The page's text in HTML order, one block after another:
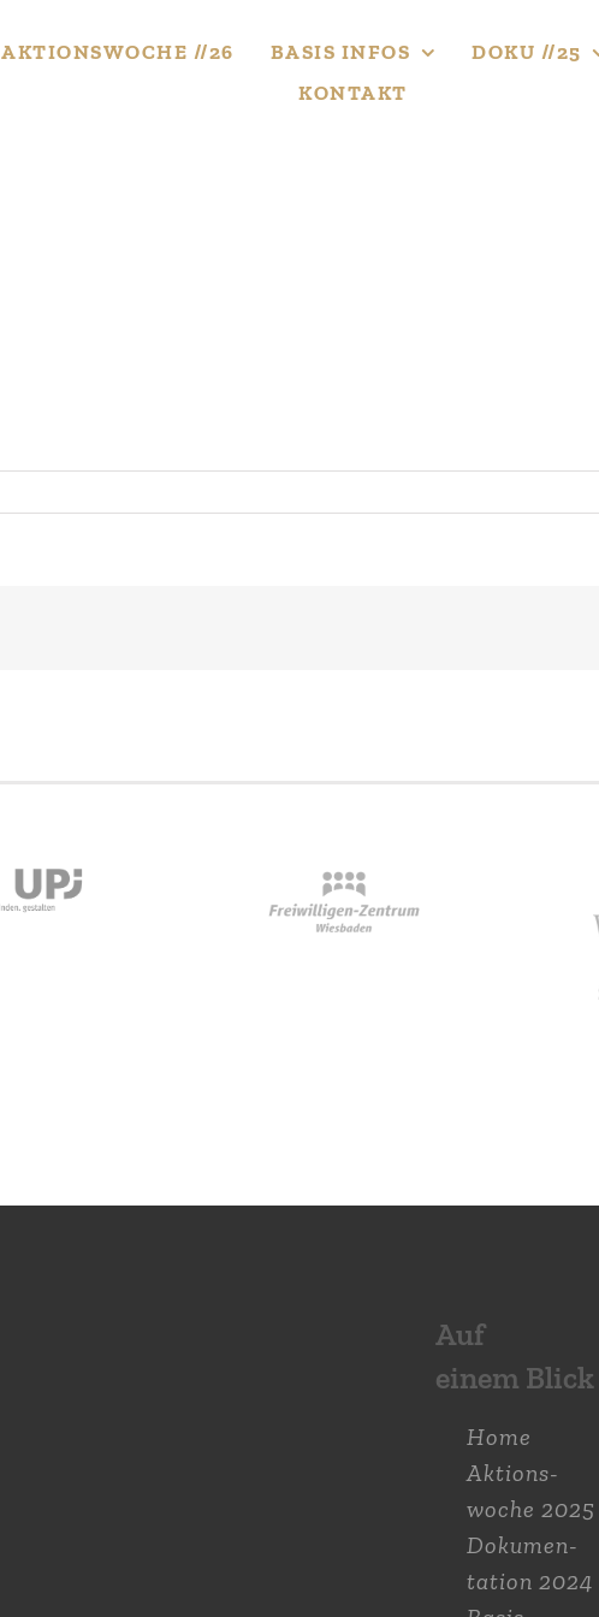
AKTIONS­WOCHE //26 BASIS INFOS DOKU //25
KONTAKT
Auf
einem Blick
Home
Aktions­
woche 2025
Dokumen­
tation 2024